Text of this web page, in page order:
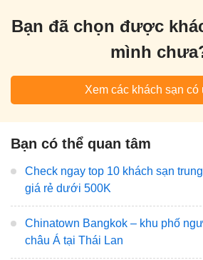
Bạn đã chọn được
mình
Xem các khách sạn có
Bạn có thể quan tâm
Check ngay top 10 khách sạn
giá rẻ dưới 500K
Chinatown Bangkok – khu phố
châu Á tại Thái Lan